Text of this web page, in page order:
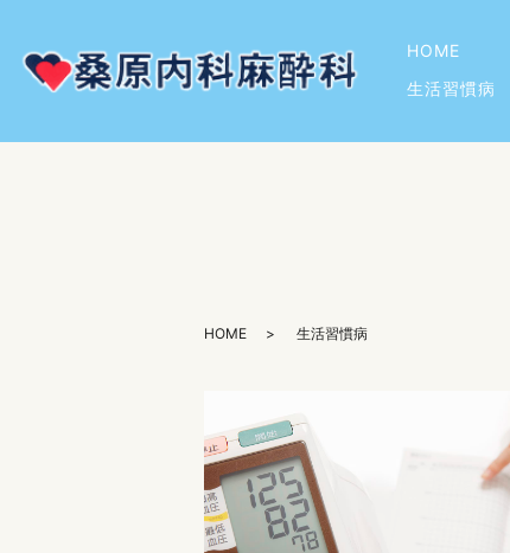
HOME
生活習慣病
HOME 生活習慣病